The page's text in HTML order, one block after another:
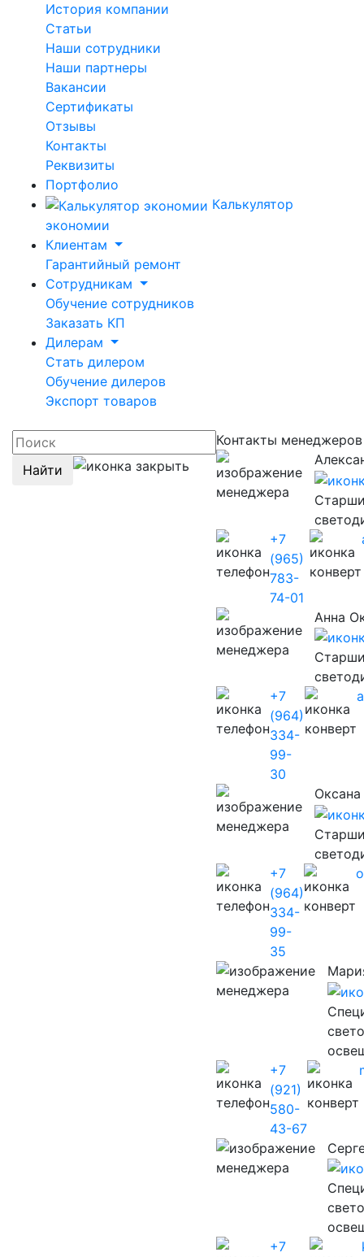
История компании
Статьи
Наши сотрудники
Наши партнеры
Вакансии
Сертификаты
Отзывы
Контакты
Реквизиты
Портфолио
Калькулятор
экономии
Клиентам
Гарантийный ремонт
Сотрудникам
Обучение сотрудников
Заказать КП
Дилерам
Стать дилером
Обучение дилеров
Экспорт товаров
Найти
Контакты
+7
(965)
783-
74-01
Анна
+7
(964)
334-
99-
30
+7
(964)
334-
99-
35
+7
(921)
580-
43-67
+7